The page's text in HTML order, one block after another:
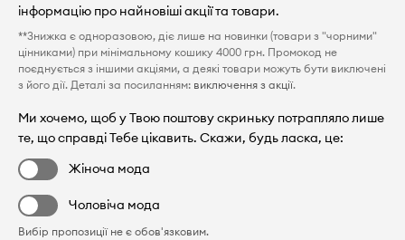
інформацію про найновіші акції та товари.
**Знижка є одноразовою, діє лише на новинки (товари з "чорними"
цінниками) при мінімальному кошику 4000 грн. Промокод не
поєднується з іншими акціями, а деякі товари можуть бути виключені
з його дії. Деталі за посиланням: виключення з акції.
Ми хочемо, щоб у Твою поштову скриньку потрапляло лише
те, що справді Тебе цікавить. Скажи, будь ласка, це:
Жіноча мода
Чоловіча мода
Вибір пропозиції не є обов'язковим.